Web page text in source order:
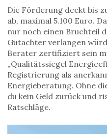
Die Förderung deckt bis
ab, maximal 5.100 Euro.
nur noch einen Bruchteil
Gutachter verlangen
Berater zertifiziert sein
„Qualitätssiegel
Registrierung als
Energieberatung. Ohne
du kein Geld zurück und
Ratschläge.